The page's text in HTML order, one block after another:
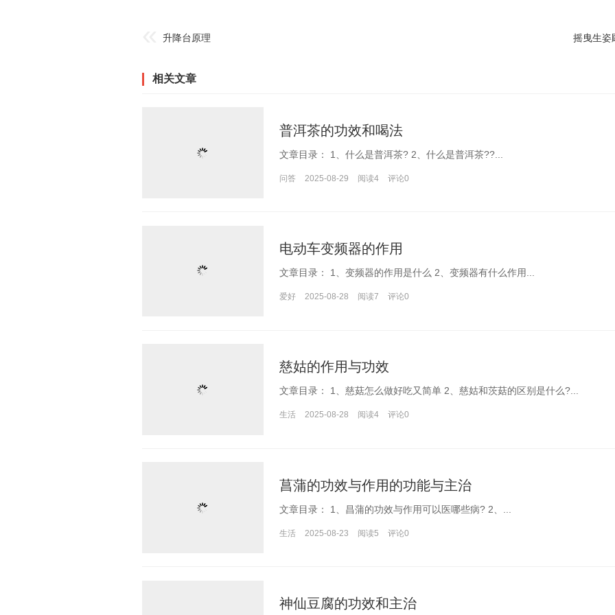
升降台原理 摇曳生姿
相关文章
普洱茶的功效和喝法
文章目录： 1、什么是普洱茶? 2、什么是普洱茶??...
问答 2025-08-29 阅读4 评论0
电动车变频器的作用
文章目录： 1、变频器的作用是什么 2、变频器有什么作用...
爱好 2025-08-28 阅读7 评论0
慈姑的作用与功效
文章目录： 1、慈菇怎么做好吃又简单 2、慈姑和茨菇的区别是什么?...
生活 2025-08-28 阅读4 评论0
菖蒲的功效与作用的功能与主治
文章目录： 1、昌蒲的功效与作用可以医哪些病? 2、...
生活 2025-08-23 阅读5 评论0
神仙豆腐的功效和主治